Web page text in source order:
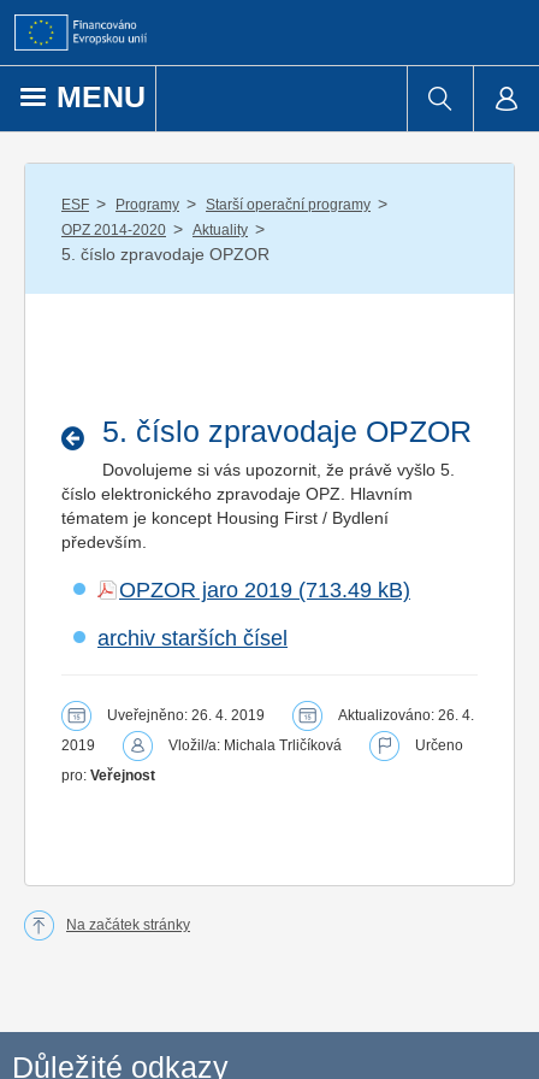
Přejít k obsahu
MENU
ESF / Programy / Starší operační programy /
OPZ 2014-2020 / Aktuality /
5. číslo zpravodaje OPZOR
5. číslo zpravodaje OPZOR
Dovolujeme si vás upozornit, že právě vyšlo 5.
číslo elektronického zpravodaje OPZ. Hlavním
tématem je koncept Housing First / Bydlení
především.
OPZOR jaro 2019
archiv starších čísel
Uveřejněno: 26. 4. 2019
Aktualizováno: 26. 4.
2019
Vložil/a: Michala Trličíková
Určeno
pro: Veřejnost
Na začátek stránky
Důležité odkazy